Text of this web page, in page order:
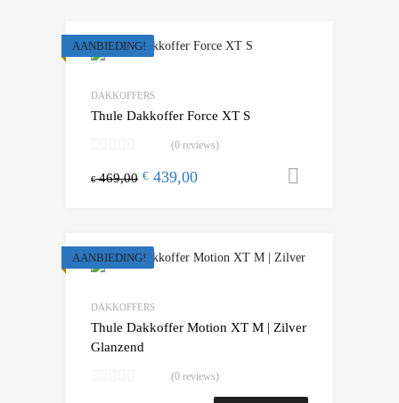
AANBIEDING!
DAKKOFFERS
Thule Dakkoffer Force XT S
(0 reviews)
€469,00 € 439,00
AANBIEDING!
DAKKOFFERS
Thule Dakkoffer Motion XT M | Zilver
Glanzend
(0 reviews)